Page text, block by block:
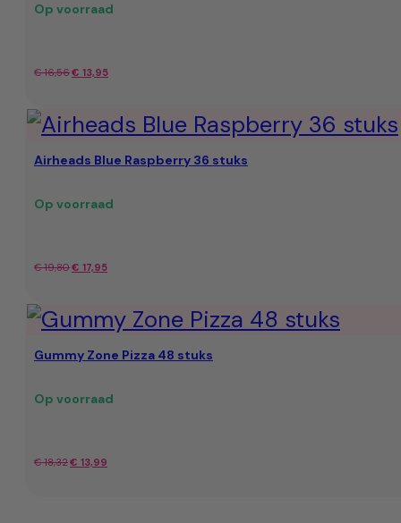
Op voorraad
€16,56Oorspronkelijke
was:
€ 16,56.
€ 13,95Huidige
is:
€ 13,95.
Airheads Blue Raspberry 36 stuks
Op voorraad
€19,80Oorspronkelijke
was:
€ 19,80.
€ 17,95Huidige
is:
€ 17,95.
Gummy Zone Pizza 48 stuks
Op voorraad
€18,32Oorspronkelijke
€ 13,99